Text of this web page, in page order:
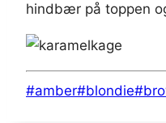
hindbær på toppen
Indlæg-
#amber#blondie#